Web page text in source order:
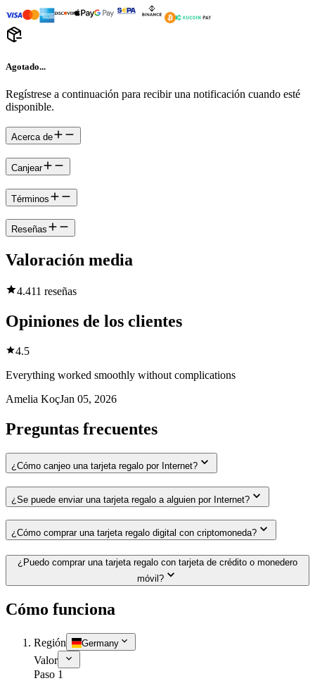
Agotado...
Regístrese a continuación para recibir una notificación cuando esté
disponible.
Acerca de
Canjear
Términos
Reseñas
Valoración media
4.411 reseñas
Opiniones de los clientes
4.5
Everything worked smoothly without complications
Amelia KoçJan 05, 2026
Preguntas frecuentes
¿Cómo canjeo una tarjeta regalo por Internet?
¿Se puede enviar una tarjeta regalo a alguien por Internet?
¿Cómo comprar una tarjeta regalo digital con criptomoneda?
¿Puedo comprar una tarjeta regalo con tarjeta de crédito o monedero
móvil?
Cómo funciona
Región Germany
Valor
Paso 1